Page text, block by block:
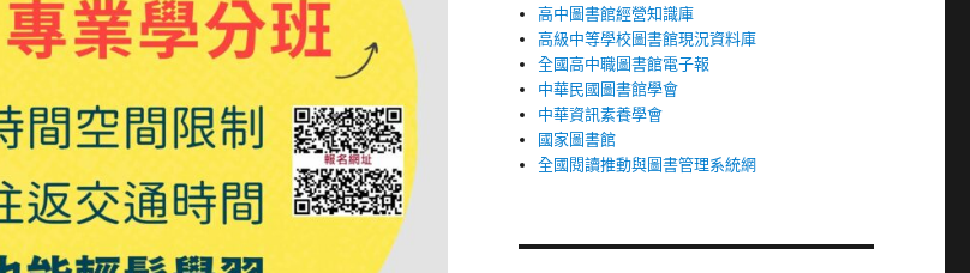
高中圖書館經營知識庫
高級中等學校圖書館現況資料庫
全國高中職圖書館電子報
中華民國圖書館學會
中華資訊素養學會
國家圖書館
全國閱讀推動與圖書管理系統網